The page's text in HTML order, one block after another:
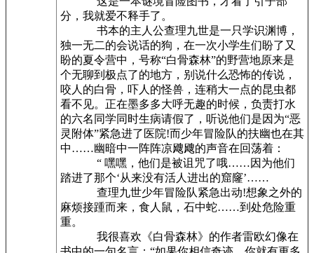
分，我就爱不释手了。
书本的主人公查理九世是一只学识渊博，
独一无二的会说话的狗，在一次小学生们盼了又
盼的夏令营中，号称“白骨森林”的野营地原来是
个无聊到极点了的地方，别说什么恐怖的传说，
咬人的白骨，吓人的怪兽，连稍大一点的昆虫都
看不见。正在墨多多大呼无趣的时候，负责打水
的六名同学同时生病请假了，听说他们是因为“恶
灵附体”紧急进了医院!而少年冒险队的扶幽也在其
中……幽暗中一阵阵凉飕飕的声音在回荡着：
“ 嘿嘿，他们是被诅咒了哦……因为他们
踏进了那个‘从来没有活人进出的窟窿’……
查理九世少年冒险队紧急出动!想象之外的
麻烦接踵而来，食人鼠，石中蛇……到处危险重
重。
我很喜欢《白骨森林》的作者雷欧幻像在